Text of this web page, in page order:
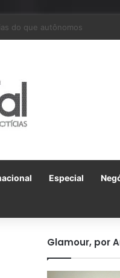
VHP para a China
Especial
Glamour, por